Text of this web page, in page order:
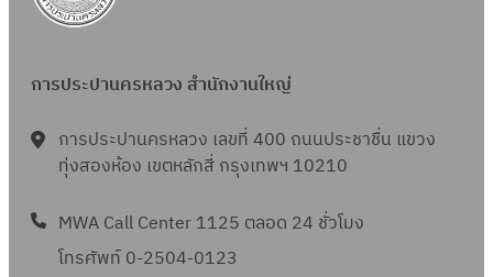
การประปานครหลวง สำนักงานใหญ่
การประปานครหลวง เลขที่ 400 ถนนประชาชื่น แขวง
ทุ่งสองห้อง เขตหลักสี่ กรุงเทพฯ 10210
MWA Call Center 1125 ตลอด 24 ชั่วโมง
โทรศัพท์ 0-2504-0123